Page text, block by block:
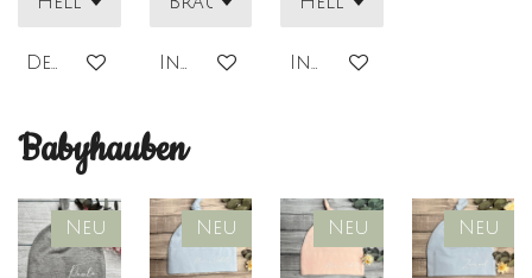
Details anzeigenIn den WarenkorbIn den Warenkorb
Babyhauben
Neu Neu Neu Neu